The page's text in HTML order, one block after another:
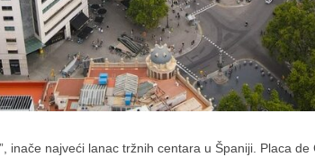
inače najveći lanac tržnih centara u Španiji. Placa